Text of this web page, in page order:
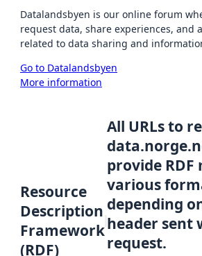
Datalandsbyen is our online forum
request data, share experiences, and
related to data sharing and
Go to Datalandsbyen
More information
Resource
Description
Framework
(RDF)
All URLs to
provide
various
depending
header sent
request.